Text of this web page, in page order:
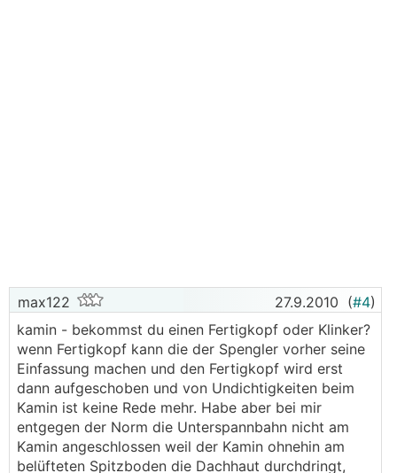
max122 27.9.2010 (#4)
kamin - bekommst du einen Fertigkopf oder Klinker?
wenn Fertigkopf kann die der Spengler vorher seine
Einfassung machen und den Fertigkopf wird erst
dann aufgeschoben und von Undichtigkeiten beim
Kamin ist keine Rede mehr. Habe aber bei mir
entgegen der Norm die Unterspannbahn nicht am
Kamin angeschlossen weil der Kamin ohnehin am
belüfteten Spitzboden die Dachhaut durchdringt,